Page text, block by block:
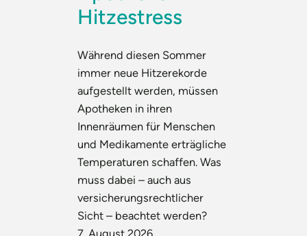
Hitzestress
Während diesen Sommer
immer neue Hitzerekorde
aufgestellt werden, müssen
Apotheken in ihren
Innenräumen für Menschen
und Medikamente erträgliche
Temperaturen schaffen. Was
muss dabei – auch aus
versicherungsrechtlicher
Sicht – beachtet werden?
7. August 2026